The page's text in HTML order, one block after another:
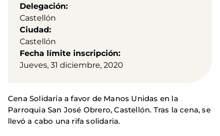
Delegación
Castellón
Ciudad
Castellón
Fecha límite inscripción
Jueves, 31 diciembre, 2020
Cena Solidaria a favor de Manos Unidas en la
Parroquia San José Obrero, Castellón. Tras la cena, se
llevó a cabo una rifa solidaria.